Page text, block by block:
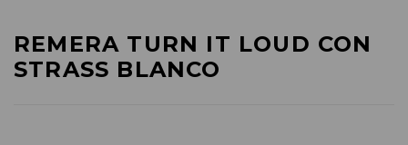
REMERA TURN IT LOUD CON
STRASS BLANCO